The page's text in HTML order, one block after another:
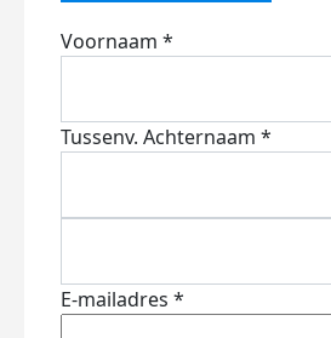
Voornaam *
Tussenv. Achternaam *
E-mailadres *